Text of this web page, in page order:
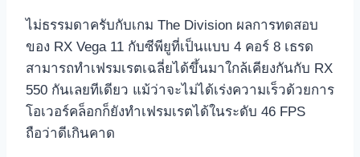
ไม่ธรรมดาครับกับเกม The Division ผลการทดสอบ
ของ RX Vega 11 กับซีพียูที่เป็นแบบ 4 คอร์ 8 เธรด
สามารถทำเฟรมเรตเฉลี่ยได้ขึ้นมาใกล้เคียงกันกับ RX
550 กันเลยทีเดียว แม้ว่าจะไม่ได้เร่งความเร็วด้วยการ
โอเวอร์คล็อกก็ยังทำเฟรมเรตได้ในระดับ 46 FPS
ถือว่าดีเกินคาด